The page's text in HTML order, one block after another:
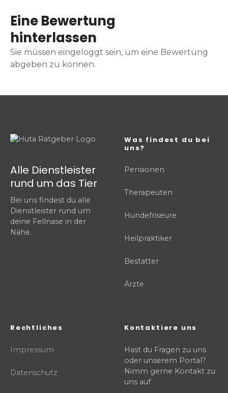
Eine Bewertung
hinterlassen
Sie müssen eingeloggt sein, um eine Bewertung
abgeben zu können.
Alle Dienstleister
rund um das Tier
Bei uns findest du alle
Dienstleister rund um
deine Fellnase in der
Nähe.
Was findest du bei
uns?
Pensionen
Therapeuten
Hundefriseure
Heilpraktiker
Bestatter
Ärzte
Rechtliches
Impressum
Datenschutz
Kontaktiere uns
Hast du Fragen zu uns
oder unserem Portal?
Nimm gerne Kontakt zu
uns auf